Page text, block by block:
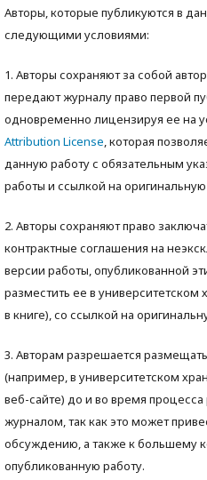
Авторы, которые публикуются в
следующими условиями:
1. Авторы сохраняют за собой
передают журналу право первой
одновременно лицензируя ее на
Attribution License, которая
данную работу с обязательным
работы и ссылкой на
2. Авторы сохраняют право
контрактные соглашения на
версии работы, опубликованной
разместить ее в
в книге), со ссылкой на
3. Авторам разрешается
(например, в университетском
веб-сайте) до и во время
журналом, так как это может
обсуждению, а также к большему
опубликованную работу.